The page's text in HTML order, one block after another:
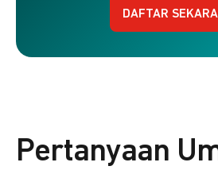
DAFTAR
Pertanyaan